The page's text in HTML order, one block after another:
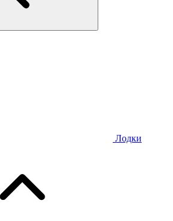
Лодки